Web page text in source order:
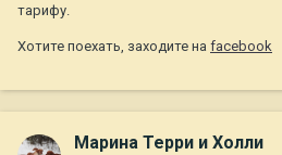
тарифу.
Хотите поехать, заходите на facebook
Марина Терри и Холли